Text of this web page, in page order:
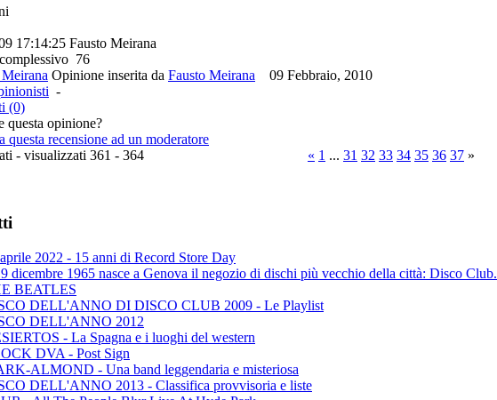
17:14:25 Fausto Meirana
76
Opinione inserita da Fausto Meirana 09 Febbraio, 2010
-
(0)
questa opinione?
questa recensione ad un moderatore
- visualizzati 361 - 364
« 1 ... 31 32 33 34 35 36 37 »
2022 - 15 anni di Record Store Day
dicembre 1965 nasce a Genova il negozio di dischi più vecchio della città: Disco Club.
BEATLES
DELL'ANNO DI DISCO CLUB 2009 - Le Playlist
DELL'ANNO 2012
- La Spagna e i luoghi del western
DVA - Post Sign
ALMOND - Una band leggendaria e misteriosa
DELL'ANNO 2013 - Classifica provvisoria e liste